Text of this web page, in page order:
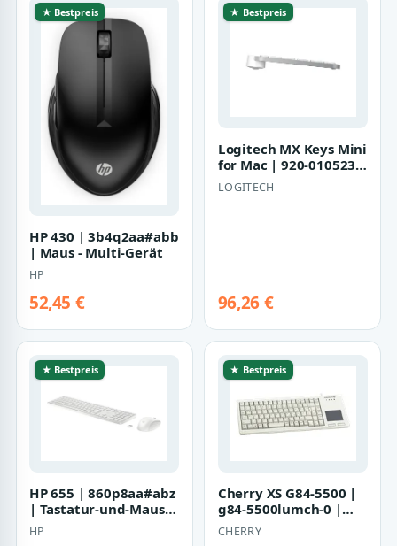
★ Bestpreis
HP 430 | 3b4q2aa#abb
| Maus - Multi-Gerät
HP
52,45 €
★ Bestpreis
Logitech MX Keys Mini
for Mac | 920-010523 |
Tastatur -
hinterleuchtet
LOGITECH
96,26 €
★ Bestpreis
HP 655 | 860p8aa#abz
| Tastatur-und-Maus-
Set - kabellos
HP
★ Bestpreis
Cherry XS G84-5500 |
g84-5500lumch-0 |
Tastatur - USB
CHERRY